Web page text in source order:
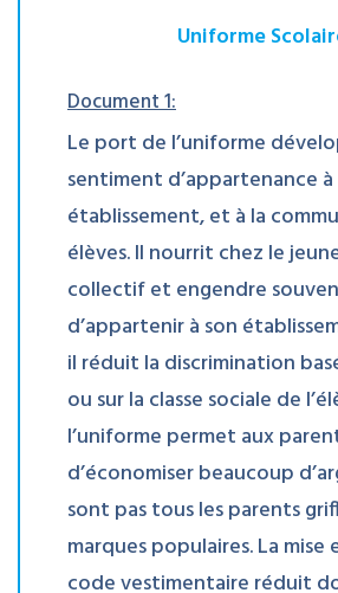
Uniforme
Document 1:
Le port de l’uniforme
sentiment d’appartenance à
établissement, et à la
élèves. Il nourrit chez le
collectif et engendre
d’appartenir à son
il réduit la discrimination
ou sur la classe sociale de
l’uniforme permet aux
d’économiser beaucoup
sont pas tous les parents
marques populaires. La mise
code vestimentaire réduit